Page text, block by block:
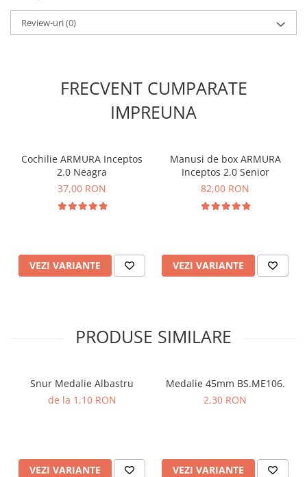
Review-uri(0)
FRECVENT CUMPARATE
IMPREUNA
Cochilie ARMURA Inceptos
2.0 Neagra
37,00 RON
VEZI VARIANTE
Manusi de box ARMURA
Inceptos 2.0 Senior
82,00 RON
VEZI VARIANTE
PRODUSE SIMILARE
Snur Medalie Albastru
de la 1,10 RON
VEZI VARIANTE
Medalie 45mm BS.ME106.
2,30 RON
VEZI VARIANTE